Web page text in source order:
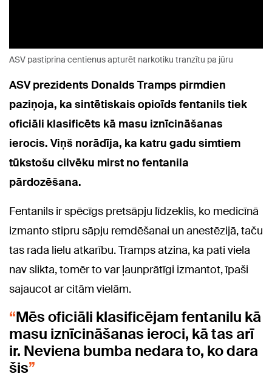
ASV pastiprina centienus apturēt narkotiku tranzītu pa jūru
ASV prezidents Donalds Tramps pirmdien
paziņoja, ka sintētiskais opioīds fentanils tiek
oficiāli klasificēts kā masu iznīcināšanas
ierocis. Viņš norādīja, ka katru gadu simtiem
tūkstošu cilvēku mirst no fentanila
pārdozēšana.
Fentanils ir spēcīgs pretsāpju līdzeklis, ko medicīnā
izmanto stipru sāpju remdēšanai un anestēzijā, taču
tas rada lielu atkarību. Tramps atzina, ka pati viela
nav slikta, tomēr to var ļaunprātīgi izmantot, īpaši
sajaucot ar citām vielām.
Mēs oficiāli klasificējam fentanilu kā
masu iznīcināšanas ieroci, kā tas arī
ir. Neviena bumba nedara to, ko dara
šis